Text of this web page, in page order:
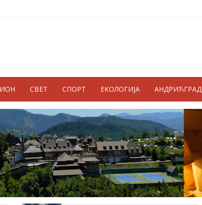
СВЕТ СПОРТ ЕКОЛОГИЈА АНДРИЋГРАД